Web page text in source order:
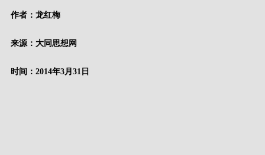
作者：龙红梅
来源：大同思想网
时间： 2014年3月 31 日